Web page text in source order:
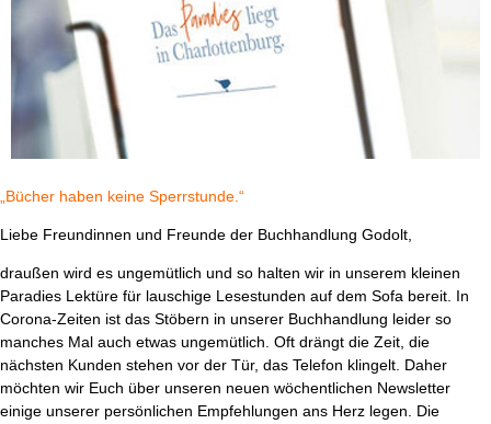
„Bücher haben keine Sperrstunde.“
Liebe Freundinnen und Freunde der Buchhandlung Godolt,
draußen wird es ungemütlich und so halten wir in unserem kleinen
Paradies Lektüre für lauschige Lesestunden auf dem Sofa bereit. In
Corona-Zeiten ist das Stöbern in unserer Buchhandlung leider so
manches Mal auch etwas ungemütlich. Oft drängt die Zeit, die
nächsten Kunden stehen vor der Tür, das Telefon klingelt. Daher
möchten wir Euch über unseren neuen wöchentlichen Newsletter
einige unserer persönlichen Empfehlungen ans Herz legen. Die